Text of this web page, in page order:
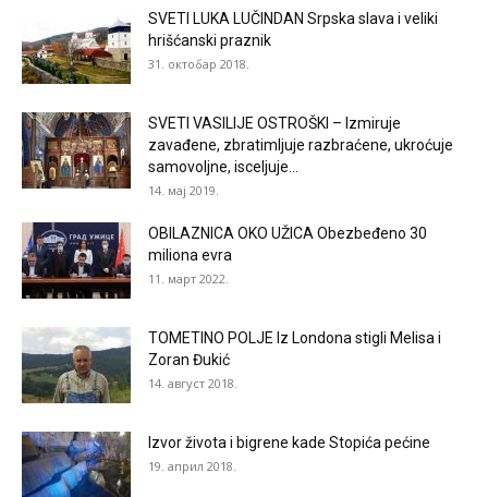
SVETI LUKA LUČINDAN Srpska slava i veliki
hrišćanski praznik
31. октобар 2018.
SVETI VASILIJE OSTROŠKI – Izmiruje
zavađene, zbratimljuje razbraćene, ukroćuje
samovoljne, isceljuje...
14. мај 2019.
OBILAZNICA OKO UŽICA Obezbeđeno 30
miliona evra
11. март 2022.
TOMETINO POLJE Iz Londona stigli Melisa i
Zoran Đukić
14. август 2018.
Izvor života i bigrene kade Stopića pećine
19. април 2018.